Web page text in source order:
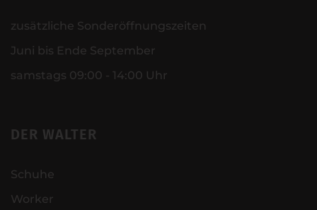
zusätzliche Sonderöffnungszeiten
Juni bis Ende September
samstags 09:00 - 14:00 Uhr
DER WALTER
Schuhe
Worker